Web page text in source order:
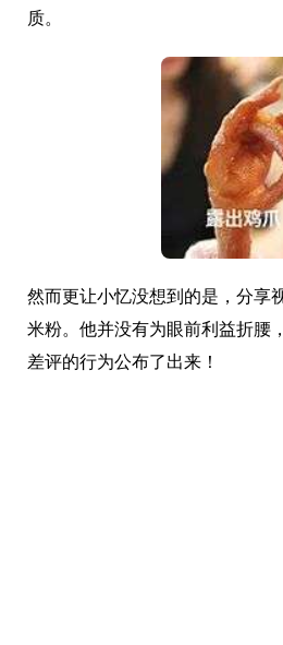
质。
然而更让小忆没想到的是，分享
米粉。他并没有为眼前利益折腰
差评的行为公布了出来！